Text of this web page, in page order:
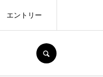
エントリー